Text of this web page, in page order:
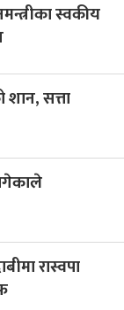
स्वकीय
सत्ता
रास्वपा